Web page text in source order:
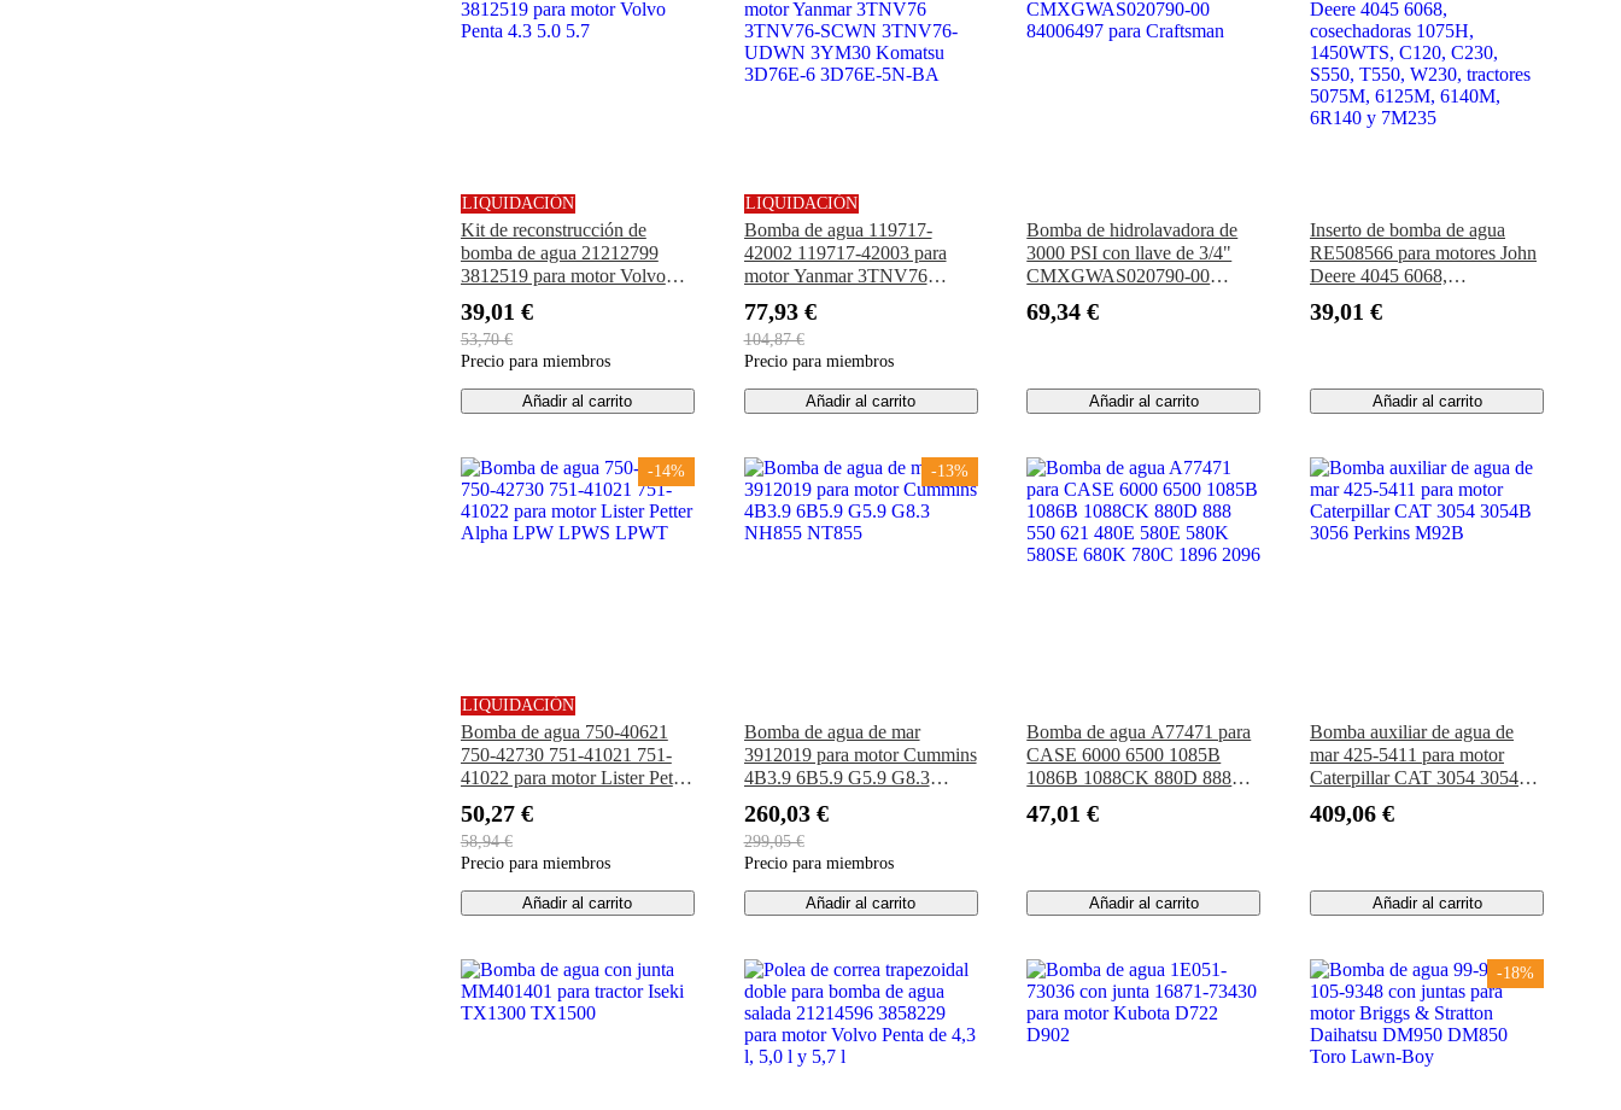
LIQUIDACIÓN
Kit de reconstrucción de
bomba de agua 21212799
3812519 para motor Volvo
39,01 €
53,70 €
Precio para miembros
Añadir al carrito
LIQUIDACIÓN
Bomba de agua 119717-
42002 119717-42003 para
motor Yanmar 3TNV76
UDWN 3YM30 Komatsu
3D76E-6 3D76E-5N-BA
77,93 €
104,87 €
Precio para miembros
Añadir al carrito
Bomba de hidrolavadora de
3000 PSI con llave de 3/4"
CMXGWAS020790-00
69,34 €
Añadir al carrito
Inserto de bomba de agua
RE508566 para motores John
Deere 4045 6068,
1450WTS, C120, C230,
6R140 y 7M235
39,01 €
Añadir al carrito
-14%
LIQUIDACIÓN
Bomba de agua 750-40621
750-42730 751-41021 751-
41022 para motor Lister Petter
50,27 €
58,94 €
Precio para miembros
Añadir al carrito
-13%
Bomba de agua de mar
3912019 para motor Cummins
4B3.9 6B5.9 G5.9 G8.3
260,03 €
299,05 €
Precio para miembros
Añadir al carrito
Bomba de agua A77471 para
CASE 6000 6500 1085B
1086B 1088CK 880D 888
580SE 680K 780C 1896 2096
47,01 €
Añadir al carrito
Bomba auxiliar de agua de
mar 425-5411 para motor
Caterpillar CAT 3054 3054B
409,06 €
Añadir al carrito
-18%